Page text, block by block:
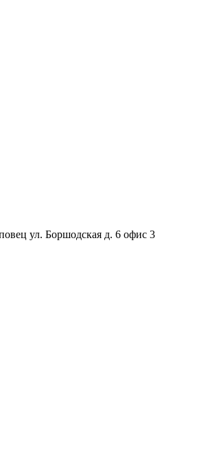
ул. Боршодская д. 6 офис 3